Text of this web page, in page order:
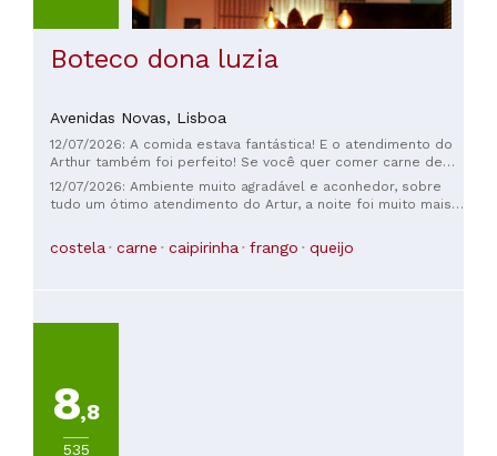
Boteco dona luzia
Avenidas Novas, Lisboa
12/07/2026: A comida estava fantástica! E o atendimento do
Arthur também foi perfeito! Se você quer comer carne de
qualidade, nós definitivamente recomendamos.
12/07/2026: Ambiente muito agradável e aconhedor, sobre
tudo um ótimo atendimento do Artur, a noite foi muito mais
dinks ótimos e refrescantes. Foi uma excelente noite .
costela carne caipirinha frango queijo
8,8
535